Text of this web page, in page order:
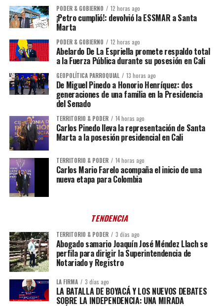
PODER & GOBIERNO 12 horas ago
¡Petro cumplió!: devolvió la ESSMAR a Santa
Marta
PODER & GOBIERNO 12 horas ago
Abelardo De La Espriella promete respaldo total
a la Fuerza Pública durante su posesión en Cali
GEOPOLÍTICA PARROQUIAL 13 horas ago
De Miguel Pinedo a Honorio Henríquez: dos
generaciones de una familia en la Presidencia
del Senado
TERRITORIO & PODER 14 horas ago
Carlos Pinedo lleva la representación de Santa
Marta a la posesión presidencial en Cali
TERRITORIO & PODER 14 horas ago
Carlos Mario Farelo acompaña el inicio de una
nueva etapa para Colombia
TENDENCIA
TERRITORIO & PODER 3 días ago
Abogado samario Joaquín José Méndez Llach se
perfila para dirigir la Superintendencia de
Notariado y Registro
LA FIRMA 3 días ago
LA BATALLA DE BOYACÁ Y LOS NUEVOS DEBATES
SOBRE LA INDEPENDENCIA: UNA MIRADA